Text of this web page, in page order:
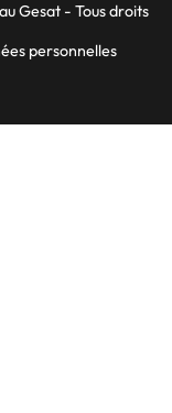
Gesat - Tous droits
personnelles